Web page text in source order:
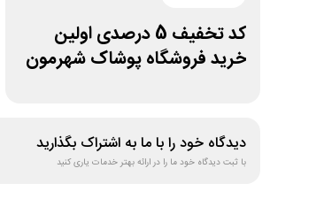
کد تخفیف 5 درصدی اولین
خرید فروشگاه پوشاک شهرمون
دیدگاه خود را با ما به اشتراک بگذارید
با ثبت دیدگاه خود ما را در ارائه بهتر خدمات یاری کنید